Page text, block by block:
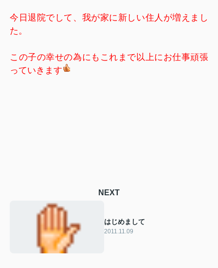
今日退院でして、我が家に新しい住人が増えまし
た。
この子の幸せの為にもこれまで以上にお仕事頑張
っていきます
NEXT
はじめまして
2011.11.09